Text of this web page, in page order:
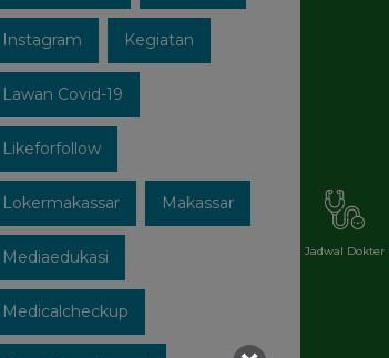
Instagram Kegiatan
Lawan Covid-19
Likeforfollow
Lokermakassar Makassar
Mediaedukasi
Medicalcheckup
Jadwal Dokter